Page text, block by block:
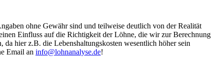
ohne Gewähr sind und teilweise deutlich von der Realität
Einfluss auf die Richtigkeit der Löhne, die wir zur Berechnung
hier z.B. die Lebenshaltungskosten wesentlich höher sein
Email an info@lohnanalyse.de!